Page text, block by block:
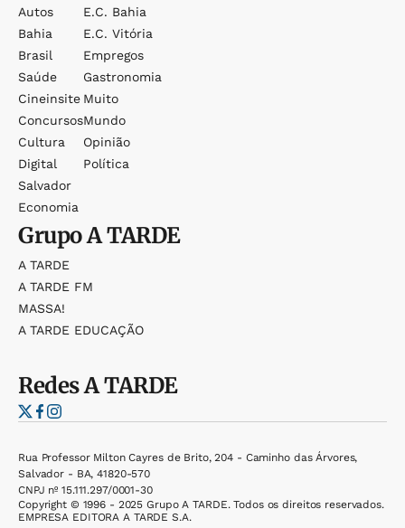
Autos
Bahia
Brasil
Saúde
Cineinsite
Concursos
Cultura
Digital
Salvador
Economia
E.c. Bahia
E.c. Vitória
Empregos
Gastronomia
Muito
Mundo
Opinião
Política
GrupoA TARDE
A TARDE
A TARDE FM
MASSA!
A TARDE EDUCAÇÃO
RedesA TARDE
Rua Professor Milton Cayres de Brito, 204 - Caminho das Árvores,
Salvador - BA, 41820-570
CNPJ nº 15.111.297/0001-30
Copyright © 1996 - 2025 Grupo A TARDE. Todos os direitos reservados.
EMPRESA EDITORA A TARDE S.A.